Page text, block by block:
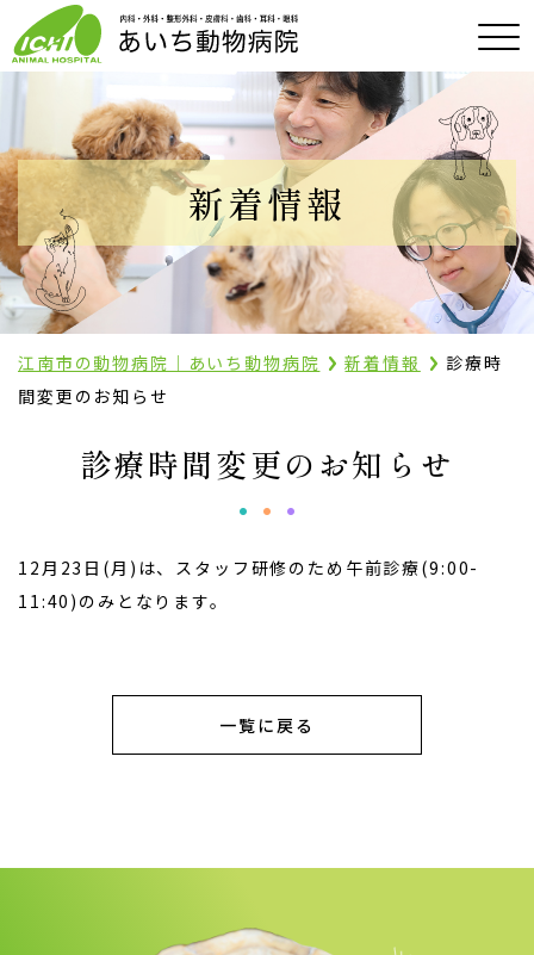
新着情報
江南市の動物病院｜あいち動物病院 新着情報
診療時
間変更のお知らせ
診療時間変更のお知らせ
12月23日(月)は、スタッフ研修のため午前診療(9:00-
11:40)のみとなります。
一覧に戻る